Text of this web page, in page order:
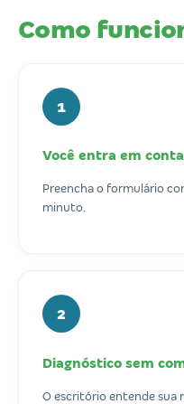
Como
1
Você entra em
Preencha o formulário
minuto.
2
Diagnóstico sem
O escritório entende sua